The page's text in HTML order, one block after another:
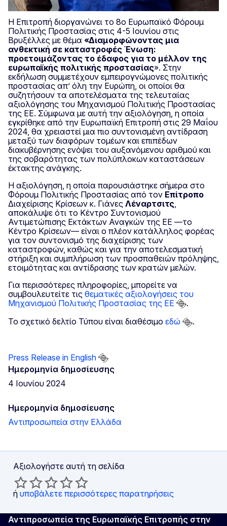
Η Επιτροπή διοργανώνει το 8ο Ευρωπαϊκό Φόρουμ
Πολιτικής Προστασίας στις 4-5 Ιουνίου στις
Βρυξέλλες με θέμα «Διαμορφώνοντας μια
ανθεκτική σε καταστροφές Ένωση:
προετοιμάζοντας το έδαφος για το μέλλον της
ευρωπαϊκής πολιτικής προστασίας». Στην
εκδήλωση συμμετέχουν εμπειρογνώμονες πολιτικής
προστασίας απ’ όλη την Ευρώπη, οι οποίοι θα
συζητήσουν τα αποτελέσματα της τελευταίας
αξιολόγησης του Μηχανισμού Πολιτικής Προστασίας
της ΕΕ. Σύμφωνα με αυτή την αξιολόγηση, η οποία
εγκρίθηκε από την Ευρωπαϊκή Επιτροπή στις 29 Μαΐου
2024, θα χρειαστεί μια πιο συντονισμένη αντίδραση
μεταξύ των διαφόρων τομέων και επιπέδων
διακυβέρνησης ενόψει του αυξανόμενου αριθμού και
της σοβαρότητας των πολύπλοκων καταστάσεων
έκτακτης ανάγκης.
Η αξιολόγηση, η οποία παρουσιάστηκε σήμερα στο
Φόρουμ Πολιτικής Προστασίας από τον Επίτροπο
Διαχείρισης Κρίσεων κ. Γιάνες Λέναρτσιτς
αποκάλυψε ότι το Κέντρο Συντονισμού
Αντιμετώπισης Εκτάκτων Αναγκών της ΕΕ —το
Κέντρο Κρίσεων— είναι ο πλέον κατάλληλος φορέας
για τον συντονισμό της διαχείρισης των
καταστροφών, καθώς και για την αποτελεσματική
στήριξη και συμπλήρωση των προσπαθειών πρόληψης,
ετοιμότητας και αντίδρασης των κρατών μελών.
Για περισσότερες πληροφορίες, μπορείτε να
συμβουλευτείτε τις θεματικές αξιολογήσεις του
Μηχανισμού Πολιτικής Προστασίας της ΕΕ
.
Το σχετικό δελτίο Τύπου είναι διαθέσιμο εδώ .
Press Release in English
Ημερομηνία δημοσίευσης
4 Ιουνίου 2024
Ημερομηνία δημοσίευσης
Αντιπροσωπεία στην Ελλάδα
Αξιολογήστε αυτή τη σελίδα
ή υποβάλετε περισσότερες παρατηρήσεις
Αντιπροσωπεία της Ευρωπαϊκής Επιτροπής στην